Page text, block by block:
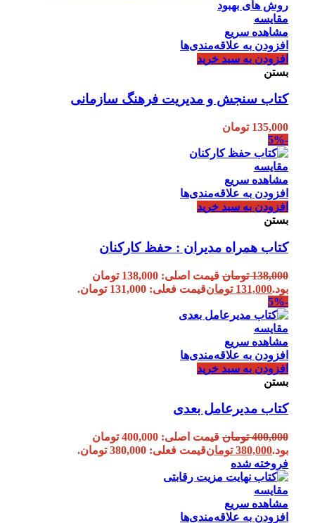
مقایسه
مشاهده سریع
افزودن به علاقه‌مندی‌ها
افزودن به سبد خرید
بستن
کتاب سنجش و مدیریت فرهنگ سازمانی
135,000 تومان
-5%
مقایسه
مشاهده سریع
افزودن به علاقه‌مندی‌ها
افزودن به سبد خرید
بستن
کتاب همراه مدیران : حفظ کارکنان
138,000 تومان
قیمت اصلی: 138,000 تومان
بود.131,000 تومانقیمت فعلی: 131,000 تومان.
-5%
مقایسه
مشاهده سریع
افزودن به علاقه‌مندی‌ها
افزودن به سبد خرید
بستن
کتاب مدیرعامل بعدی
400,000 تومان
قیمت اصلی: 400,000 تومان
بود.380,000 تومانقیمت فعلی: 380,000 تومان.
فروخته شده
مقایسه
مشاهده سریع
افزودن به علاقه‌مندی‌ها